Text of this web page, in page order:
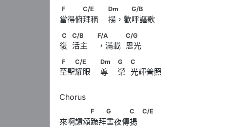
F　　　C/E　　                        Dm　 　G/B
F C/E Dm G/B
當得俯拜稱    揚，歡呼謳歌
C　            C/B　　                        F/A 　　
C C/B F/A C/G
復  活主    ，滿載  恩光
F　　C/E　　                        Dm　
F C/E Dm G C
至聖耀眼    尊    榮  光輝普照
F　　G　　　C　            C/E
F G C C/E
來啊讚頌跪拜畫夜傳揚